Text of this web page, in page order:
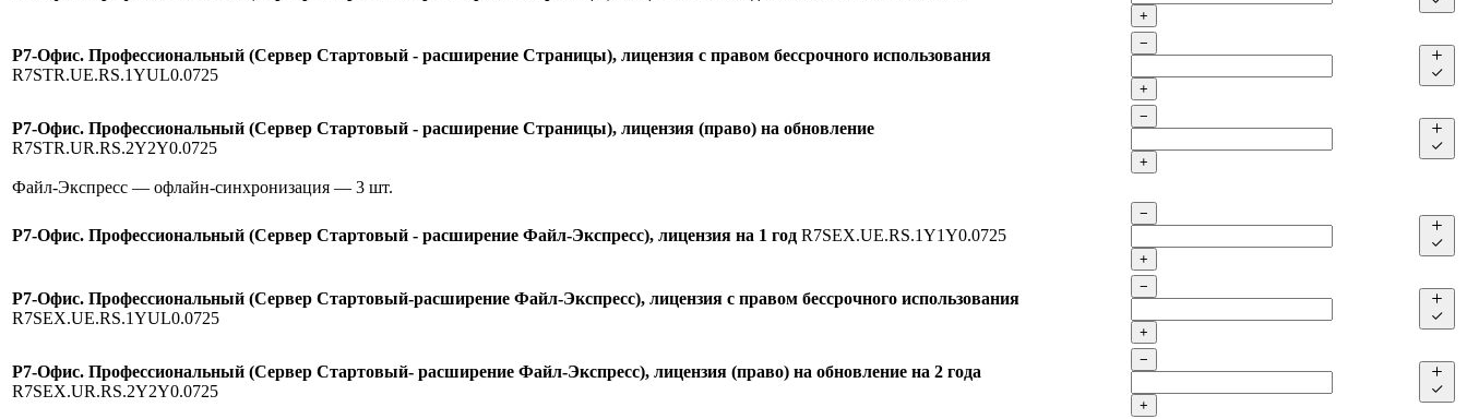
+
Р7-Офис. Профессиональный (Сервер Стартовый - расширение Страницы), лицензия с правом бессрочного использования
R7STR.UE.RS.1YUL0.0725
−
+
Р7-Офис. Профессиональный (Сервер Стартовый - расширение Страницы), лицензия (право) на обновление
R7STR.UR.RS.2Y2Y0.0725
−
+
Файл-Экспресс — офлайн-синхронизация — 3 шт.
Р7-Офис. Профессиональный (Сервер Стартовый - расширение Файл-Экспресс), лицензия на 1 год R7SEX.UE.RS.1Y1Y0.0725
−
+
Р7-Офис. Профессиональный (Сервер Стартовый-расширение Файл-Экспресс), лицензия с правом бессрочного использования
R7SEX.UE.RS.1YUL0.0725
−
+
Р7-Офис. Профессиональный (Сервер Стартовый- расширение Файл-Экспресс), лицензия (право) на обновление на 2 года
R7SEX.UR.RS.2Y2Y0.0725
−
+